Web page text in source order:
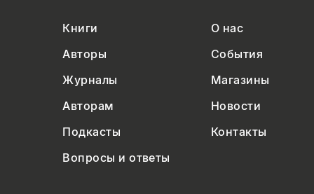
Книги
О нас
Авторы
События
Журналы
Магазины
Авторам
Новости
Подкасты
Контакты
Вопросы и ответы